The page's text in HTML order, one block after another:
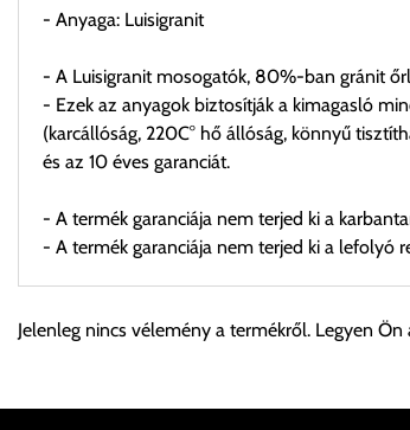
- Anyaga: Luisigranit
- A Luisigranit mosogatók, 80%-ban gránit
- Ezek az anyagok biztosítják a kimagasló
(karcállóság, 220C° hő állóság, könnyű
és az 10 éves garanciát.
- A termék garanciája nem terjed ki a
- A termék garanciája nem terjed ki a lefolyó
Személyes átvétel:
Önnek lehetősége van rendelését a
Jelenleg nincs vélemény a termékről. Legyen